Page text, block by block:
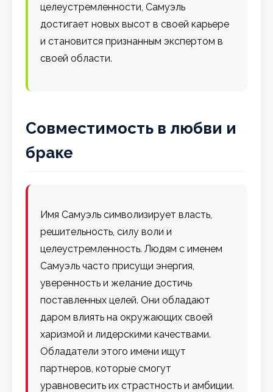
целеустремленности, Самуэль
достигает новых высот в своей карьере
и становится признанным экспертом в
своей области.
Совместимость в любви и
браке
Имя Самуэль символизирует власть,
решительность, силу воли и
целеустремленность. Людям с именем
Самуэль часто присущи энергия,
уверенность и желание достичь
поставленных целей. Они обладают
даром влиять на окружающих своей
харизмой и лидерскими качествами.
Обладатели этого имени ищут
партнеров, которые смогут
уравновесить их страстность и амбиции.